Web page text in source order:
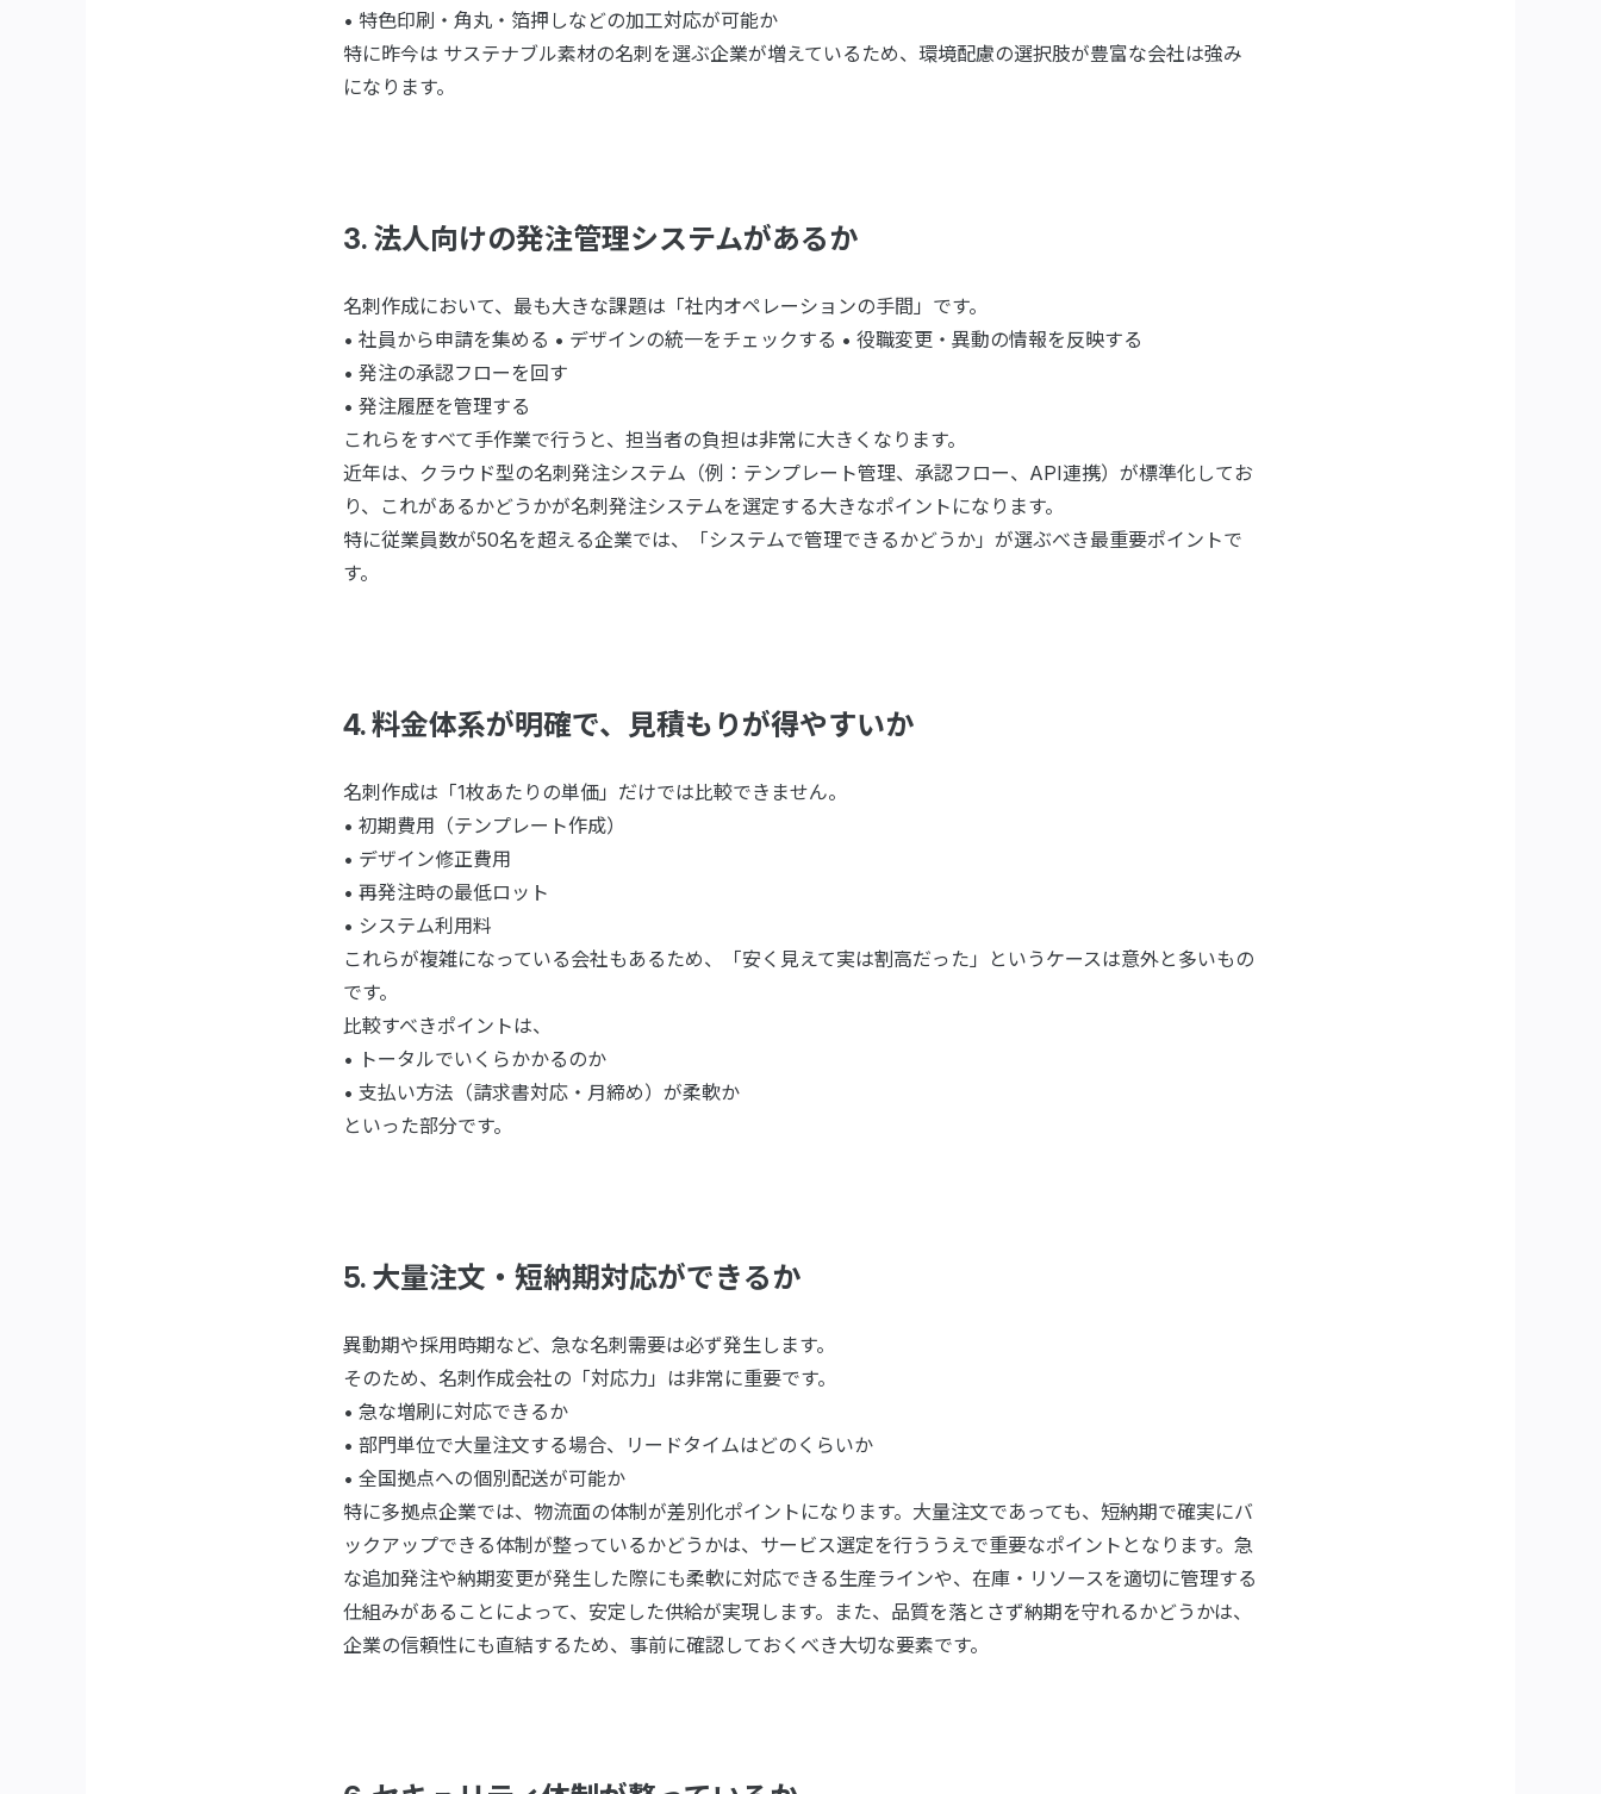
• 特色印刷・角丸・箔押しなどの加工対応が可能か
特に昨今は サステナブル素材の名刺を選ぶ企業が増えているため、環境配慮の選択肢が豊富な会社は強み
になります。
3. 法人向けの発注管理システムがあるか
名刺作成において、最も大きな課題は「社内オペレーションの手間」です。
• 社員から申請を集める • デザインの統一をチェックする • 役職変更・異動の情報を反映する
• 発注の承認フローを回す
• 発注履歴を管理する
これらをすべて手作業で行うと、担当者の負担は非常に大きくなります。
近年は、クラウド型の名刺発注システム（例：テンプレート管理、承認フロー、API連携）が標準化してお
り、これがあるかどうかが名刺発注システムを選定する大きなポイントになります。
特に従業員数が50名を超える企業では、「システムで管理できるかどうか」が選ぶべき最重要ポイントで
す。
4. 料金体系が明確で、見積もりが得やすいか
名刺作成は「1枚あたりの単価」だけでは比較できません。
• 初期費用（テンプレート作成）
• デザイン修正費用
• 再発注時の最低ロット
• システム利用料
これらが複雑になっている会社もあるため、「安く見えて実は割高だった」というケースは意外と多いもの
です。
比較すべきポイントは、
• トータルでいくらかかるのか
• 支払い方法（請求書対応・月締め）が柔軟か
といった部分です。
5. 大量注文・短納期対応ができるか
異動期や採用時期など、急な名刺需要は必ず発生します。
そのため、名刺作成会社の「対応力」は非常に重要です。
• 急な増刷に対応できるか
• 部門単位で大量注文する場合、リードタイムはどのくらいか
• 全国拠点への個別配送が可能か
特に多拠点企業では、物流面の体制が差別化ポイントになります。大量注文であっても、短納期で確実にバ
ックアップできる体制が整っているかどうかは、サービス選定を行ううえで重要なポイントとなります。急
な追加発注や納期変更が発生した際にも柔軟に対応できる生産ラインや、在庫・リソースを適切に管理する
仕組みがあることによって、安定した供給が実現します。また、品質を落とさず納期を守れるかどうかは、
企業の信頼性にも直結するため、事前に確認しておくべき大切な要素です。